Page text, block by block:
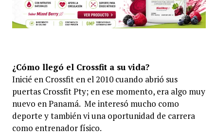
¿Cómo llegó el Crossfit a su vida?
Inicié en Crossfit en el 2010 cuando abrió sus
puertas Crossfit Pty; en ese momento, era algo muy
nuevo en Panamá. Me interesó mucho como
deporte y también vi una oportunidad de carrera
como entrenador físico.